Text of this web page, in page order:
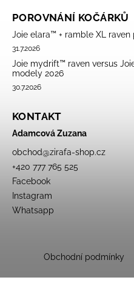
POROVNÁNÍ KOČÁRKŮ
Joie elara™ + ramble XL raven
31.7.2026
Joie mydrift™ raven versus
modely 2026
30.7.2026
KONTAKT
Adamcová Zuzana
obchod@zirafa-shop.cz
+420 777 765 525
Facebook
Instagram
Whatsapp
Obchodní podmínky